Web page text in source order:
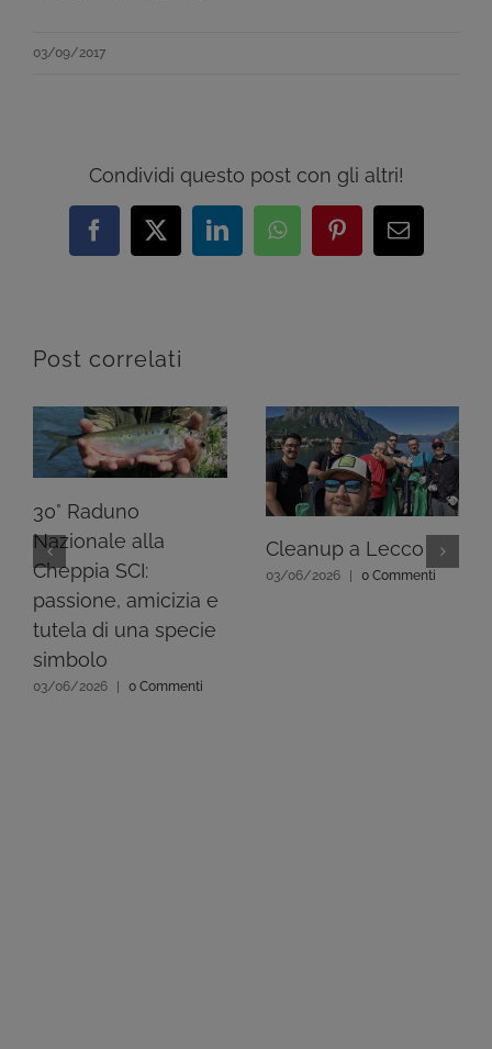
03/09/2017
Condividi questo post con gli altri!
Facebook
X LinkedInWhatsAppPinterestEmail
Post correlati
30° Raduno
Nazionale alla
Cheppia SCI:
passione, amicizia e
tutela di una specie
simbolo
03/06/2026 0 Commenti
Cleanup a Lecco
03/06/2026 0 Commenti